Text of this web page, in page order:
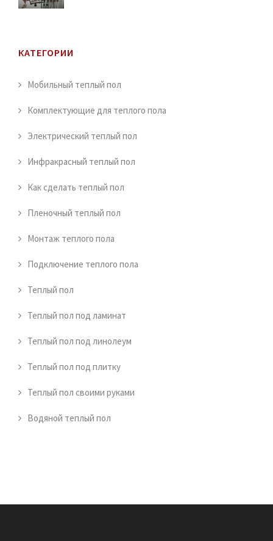
КАТЕГОРИИ
Мобильный теплый пол
Комплектующие для теплого пола
Электрический теплый пол
Инфракрасный теплый пол
Как сделать теплый пол
Пленочный теплый пол
Монтаж теплого пола
Подключение теплого пола
Теплый пол
Теплый пол под ламинат
Теплый пол под линолеум
Теплый пол под плитку
Теплый пол своими руками
Водяной теплый пол